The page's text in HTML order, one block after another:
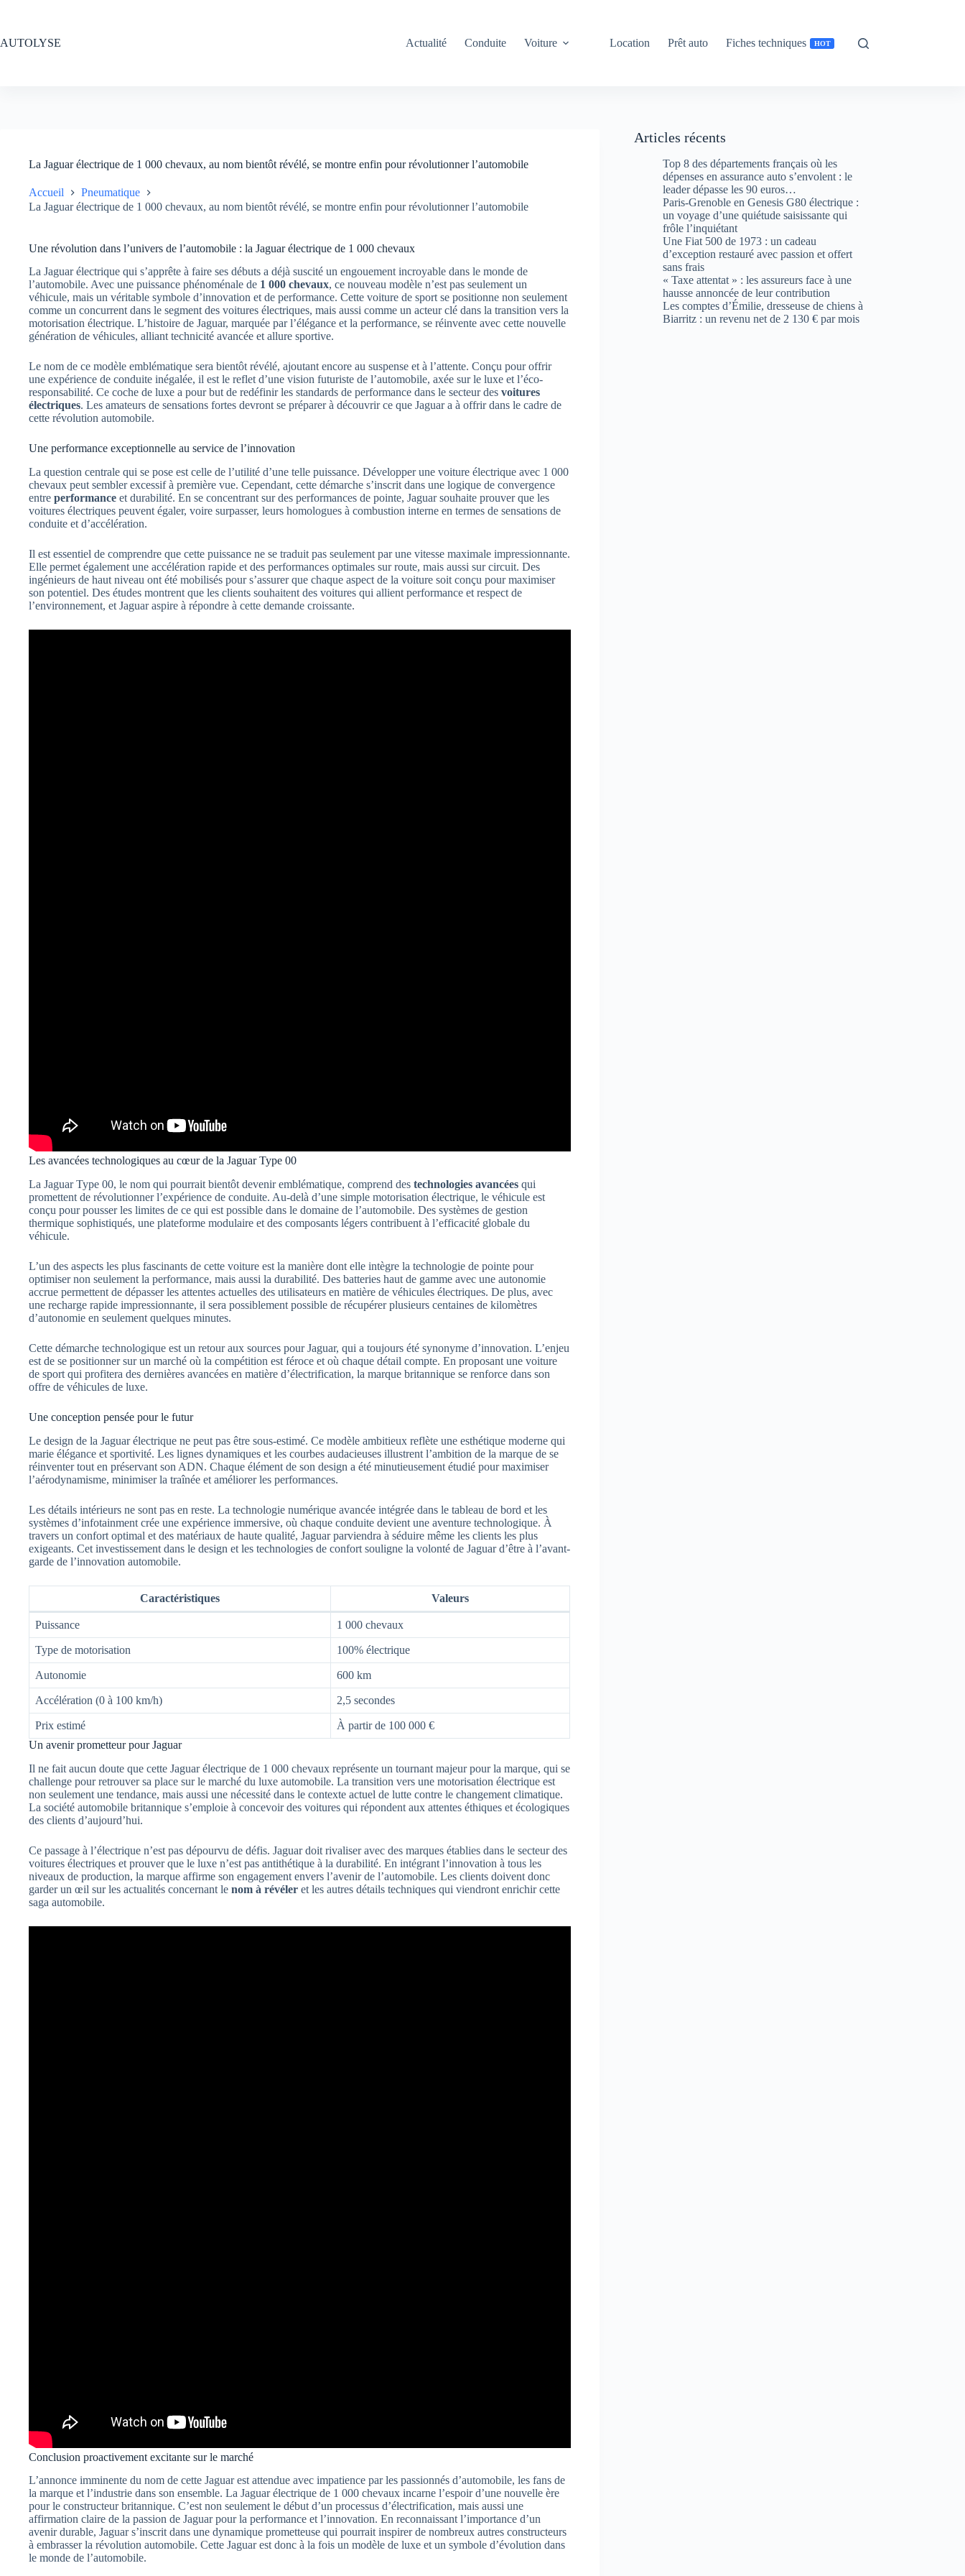
AUTOLYSE
Actualité Conduite Voiture Location Prêt auto Fiches techniques HOT
La Jaguar électrique de 1 000 chevaux, au nom bientôt révélé, se montre enfin pour révolutionner l’automobile
Accueil
Pneumatique
La Jaguar électrique de 1 000 chevaux, au nom bientôt révélé, se montre enfin pour révolutionner l’automobile
Une révolution dans l’univers de l’automobile : la Jaguar électrique de 1 000 chevaux
La Jaguar électrique qui s’apprête à faire ses débuts a déjà suscité un engouement incroyable dans le monde de
l’automobile. Avec une puissance phénoménale de 1 000 chevaux, ce nouveau modèle n’est pas seulement un
véhicule, mais un véritable symbole d’innovation et de performance. Cette voiture de sport se positionne non seulement
comme un concurrent dans le segment des voitures électriques, mais aussi comme un acteur clé dans la transition vers la
motorisation électrique. L’histoire de Jaguar, marquée par l’élégance et la performance, se réinvente avec cette nouvelle
génération de véhicules, alliant technicité avancée et allure sportive.
Le nom de ce modèle emblématique sera bientôt révélé, ajoutant encore au suspense et à l’attente. Conçu pour offrir
une expérience de conduite inégalée, il est le reflet d’une vision futuriste de l’automobile, axée sur le luxe et l’éco-
responsabilité. Ce coche de luxe a pour but de redéfinir les standards de performance dans le secteur des voitures
électriques. Les amateurs de sensations fortes devront se préparer à découvrir ce que Jaguar a à offrir dans le cadre de
cette révolution automobile.
Une performance exceptionnelle au service de l’innovation
La question centrale qui se pose est celle de l’utilité d’une telle puissance. Développer une voiture électrique avec 1 000
chevaux peut sembler excessif à première vue. Cependant, cette démarche s’inscrit dans une logique de convergence
entre performance et durabilité. En se concentrant sur des performances de pointe, Jaguar souhaite prouver que les
voitures électriques peuvent égaler, voire surpasser, leurs homologues à combustion interne en termes de sensations de
conduite et d’accélération.
Il est essentiel de comprendre que cette puissance ne se traduit pas seulement par une vitesse maximale impressionnante.
Elle permet également une accélération rapide et des performances optimales sur route, mais aussi sur circuit. Des
ingénieurs de haut niveau ont été mobilisés pour s’assurer que chaque aspect de la voiture soit conçu pour maximiser
son potentiel. Des études montrent que les clients souhaitent des voitures qui allient performance et respect de
l’environnement, et Jaguar aspire à répondre à cette demande croissante.
Les avancées technologiques au cœur de la Jaguar Type 00
La Jaguar Type 00, le nom qui pourrait bientôt devenir emblématique, comprend des technologies avancées qui
promettent de révolutionner l’expérience de conduite. Au-delà d’une simple motorisation électrique, le véhicule est
conçu pour pousser les limites de ce qui est possible dans le domaine de l’automobile. Des systèmes de gestion
thermique sophistiqués, une plateforme modulaire et des composants légers contribuent à l’efficacité globale du
véhicule.
L’un des aspects les plus fascinants de cette voiture est la manière dont elle intègre la technologie de pointe pour
optimiser non seulement la performance, mais aussi la durabilité. Des batteries haut de gamme avec une autonomie
accrue permettent de dépasser les attentes actuelles des utilisateurs en matière de véhicules électriques. De plus, avec
une recharge rapide impressionnante, il sera possiblement possible de récupérer plusieurs centaines de kilomètres
d’autonomie en seulement quelques minutes.
Cette démarche technologique est un retour aux sources pour Jaguar, qui a toujours été synonyme d’innovation. L’enjeu
est de se positionner sur un marché où la compétition est féroce et où chaque détail compte. En proposant une voiture
de sport qui profitera des dernières avancées en matière d’électrification, la marque britannique se renforce dans son
offre de véhicules de luxe.
Une conception pensée pour le futur
Le design de la Jaguar électrique ne peut pas être sous-estimé. Ce modèle ambitieux reflète une esthétique moderne qui
marie élégance et sportivité. Les lignes dynamiques et les courbes audacieuses illustrent l’ambition de la marque de se
réinventer tout en préservant son ADN. Chaque élément de son design a été minutieusement étudié pour maximiser
l’aérodynamisme, minimiser la traînée et améliorer les performances.
Les détails intérieurs ne sont pas en reste. La technologie numérique avancée intégrée dans le tableau de bord et les
systèmes d’infotainment crée une expérience immersive, où chaque conduite devient une aventure technologique. À
travers un confort optimal et des matériaux de haute qualité, Jaguar parviendra à séduire même les clients les plus
exigeants. Cet investissement dans le design et les technologies de confort souligne la volonté de Jaguar d’être à l’avant-
garde de l’innovation automobile.
Caractéristiques Valeurs
Puissance 1 000 chevaux
Type de motorisation 100% électrique
Autonomie 600 km
Accélération (0 à 100 km/h) 2,5 secondes
Prix estimé
À partir de 100 000 €
Un avenir prometteur pour Jaguar
Il ne fait aucun doute que cette Jaguar électrique de 1 000 chevaux représente un tournant majeur pour la marque, qui se
challenge pour retrouver sa place sur le marché du luxe automobile. La transition vers une motorisation électrique est
non seulement une tendance, mais aussi une nécessité dans le contexte actuel de lutte contre le changement climatique.
La société automobile britannique s’emploie à concevoir des voitures qui répondent aux attentes éthiques et écologiques
des clients d’aujourd’hui.
Ce passage à l’électrique n’est pas dépourvu de défis. Jaguar doit rivaliser avec des marques établies dans le secteur des
voitures électriques et prouver que le luxe n’est pas antithétique à la durabilité. En intégrant l’innovation à tous les
niveaux de production, la marque affirme son engagement envers l’avenir de l’automobile. Les clients doivent donc
garder un œil sur les actualités concernant le nom à révéler et les autres détails techniques qui viendront enrichir cette
saga automobile.
Conclusion proactivement excitante sur le marché
L’annonce imminente du nom de cette Jaguar est attendue avec impatience par les passionnés d’automobile, les fans de
la marque et l’industrie dans son ensemble. La Jaguar électrique de 1 000 chevaux incarne l’espoir d’une nouvelle ère
pour le constructeur britannique. C’est non seulement le début d’un processus d’électrification, mais aussi une
affirmation claire de la passion de Jaguar pour la performance et l’innovation. En reconnaissant l’importance d’un
avenir durable, Jaguar s’inscrit dans une dynamique prometteuse qui pourrait inspirer de nombreux autres constructeurs
à embrasser la révolution automobile. Cette Jaguar est donc à la fois un modèle de luxe et un symbole d’évolution dans
le monde de l’automobile.
Articles récents
Top 8 des départements français où les
dépenses en assurance auto s’envolent : le
leader dépasse les 90 euros…
Paris-Grenoble en Genesis G80 électrique :
un voyage d’une quiétude saisissante qui
frôle l’inquiétant
Une Fiat 500 de 1973 : un cadeau
d’exception restauré avec passion et offert
sans frais
« Taxe attentat » : les assureurs face à une
hausse annoncée de leur contribution
Les comptes d’Émilie, dresseuse de chiens à
Biarritz : un revenu net de 2 130 € par mois